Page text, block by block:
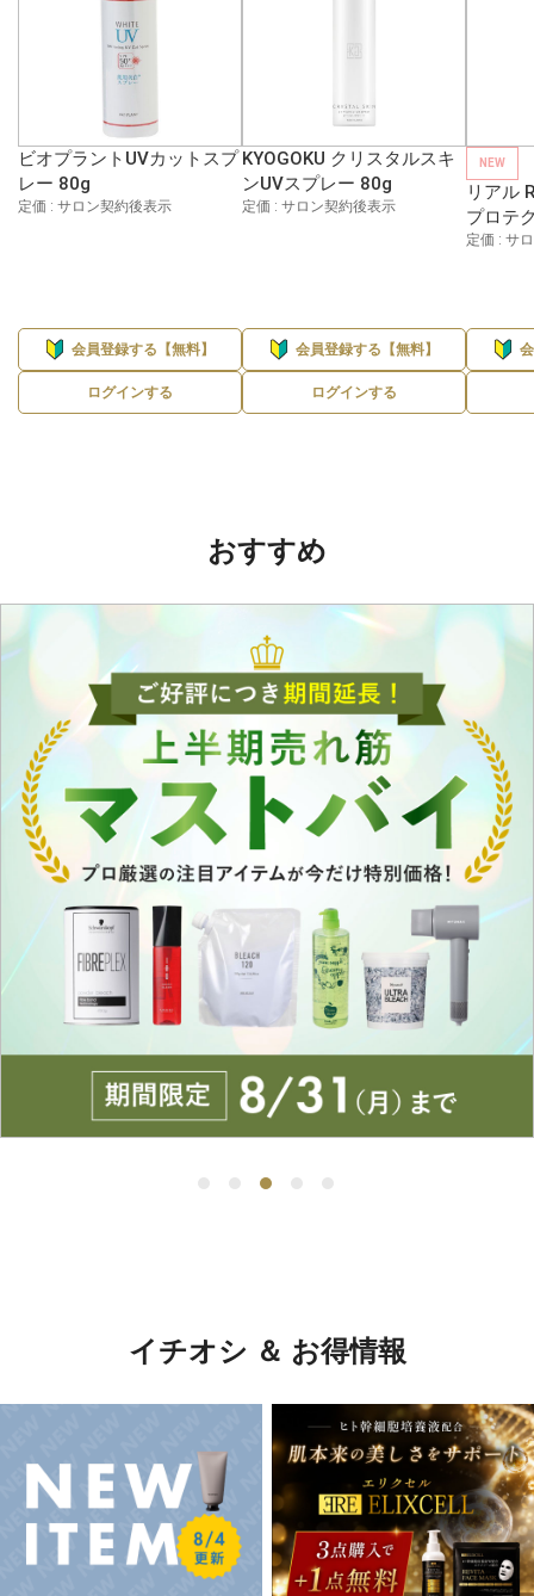
ビオプラントUVカットスプ
レー 80g
定価 : サロン契約後表示
会員登録する【無料】
ログインする
KYOGOKU クリスタルスキ
ンUVスプレー 80g
定価 : サロン契約後表示
会員登録する【無料】
ログインする
NEW
リアル
プロテ
定価 : サ
おすすめ
イチオシ ＆ お得情報